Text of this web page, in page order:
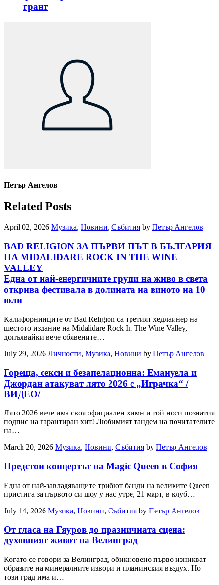
грант
Петър Ангелов
Related Posts
April 02, 2026 Музика, Новини, Събития by Петър Ангелов
BAD RELIGION ЗА ПЪРВИ ПЪТ В БЪЛГАРИЯ
НА MIDALIDARE ROCK IN THE WINE
VALLEY
Eдна от най-енергичните групи на живо в света
открива фестивала в долината на виното на 10
юли
Калифорнийците от Bad Religion са третият хедлайнер на
шестото издание на Midalidare Rock In The Wine Valley,
допълвайки вече обявените…
July 29, 2026 Личности, Музика, Новини by Петър Ангелов
Гореща, секси и безапелационна: Емануела и
Джордан атакуват лято 2026 с „Играчка“ /
ВИДЕО/
Лято 2026 вече има своя официален химн и той носи познатия
подпис на гарантиран хит! Любимият тандем на почитателите
на…
March 20, 2026 Музика, Новини, Събития by Петър Ангелов
Предстои концертът на Magic Queen в София
Една от най-завладяващите трибют банди на великите Queen
пристига за първото си шоу у нас утре, 21 март, в клуб…
July 14, 2026 Музика, Новини, Събития by Петър Ангелов
От гласа на Гяуров до празничната сцена:
духовният живот на Велинград
Когато се говори за Велинград, обикновено първо изникват
образите на минералните извори и планинския въздух. Но
този град има и…